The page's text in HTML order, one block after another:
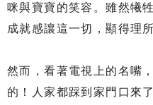
咪與寶寶的笑容。雖然犧
成就感讓這一切，顯得理
然而，看著電視上的名嘴
的！人家都踩到家門口來